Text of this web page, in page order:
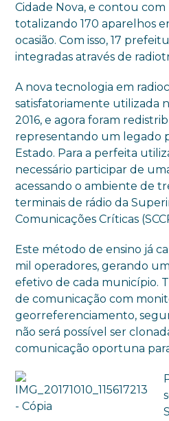
Cidade Nova, e contou
totalizando 170 aparelhos
ocasião. Com isso, 17
integradas através de
A nova tecnologia em
satisfatoriamente utilizada
2016, e agora foram
representando um legado
Estado. Para a perfeita
necessário participar de
acessando o ambiente de
terminais de rádio da
Comunicações Críticas
Este método de ensino já
mil operadores, gerando
efetivo de cada município.
de comunicação com
georreferenciamento,
não será possível ser
comunicação oportuna